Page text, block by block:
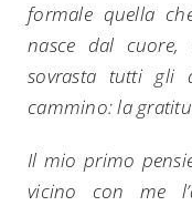
formale quella
nasce dal
sovrasta tutti
cammino: la
Il mio primo
vicino con me